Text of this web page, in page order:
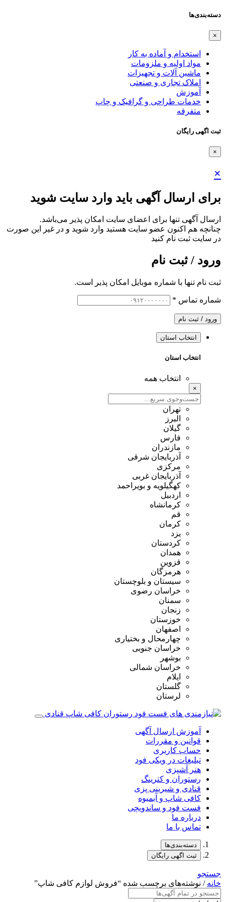
دسته‌بندی‌ها
×
استخدام و آماده به کار
مواد اولیه و ملزومات
ماشین آلات و تجهیزات
املاک تجاری و صنعتی
آموزش
خدمات طراحی و گرافیک و چاپ
متفرقه
ثبت اگهی رایگان
×
×
برای ارسال آگهی باید وارد سایت شوید
ارسال آگهی تنها برای اعضای سایت امکان پذیر می‌باشد.
چنانچه هم‌ اکنون عضو سایت هستید وارد شوید و در غیر این صورت
در سایت ثبت نام کنید
ورود / ثبت نام
ثبت نام تنها با شماره موبایل امکان پذیر است.
شماره تماس *
ورود / ثبت نام
انتخاب استان
انتخاب استان
انتخاب همه
×
تهران
البرز
گیلان
فارس
مازندران
آذربایجان شرقی
مرکزی
آذربایجان غربی
کهگیلویه و بویراحمد
اردبیل
کرمانشاه
قم
کرمان
یزد
کردستان
همدان
قزوین
هرمزگان
سیستان و بلوچستان
خراسان رضوی
سمنان
زنجان
خوزستان
اصفهان
چهارمحال و بختیاری
خراسان جنوبی
بوشهر
خراسان شمالی
ایلام
گلستان
لرستان
آموزش ارسال آگهی
قوانین و مقررات
حساب کاربری
تبلیغات در ویکی فود
هنر آشپزی
رستوران و کترینگ
قنادی و شیرینی پزی
کافی شاپ و آبمیوه
فست فود و ساندویچی
درباره ما
تماس با ما
دسته‌بندی‌ها
ثبت اگهی رایگان
جستجو
خانه / نوشته‌های برچسب شده “فروش لوازم کافی شاپ”